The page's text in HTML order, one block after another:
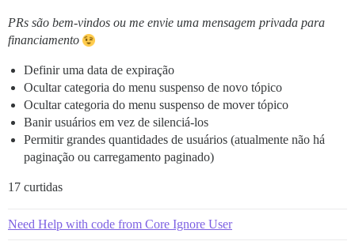
PRs são bem-vindos ou me envie uma mensagem privada para
financiamento
Definir uma data de expiração
Ocultar categoria do menu suspenso de novo tópico
Ocultar categoria do menu suspenso de mover tópico
Banir usuários em vez de silenciá-los
Permitir grandes quantidades de usuários (atualmente não há
paginação ou carregamento paginado)
17 curtidas
Need Help with code from Core Ignore User